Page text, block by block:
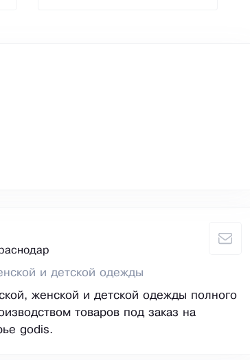
и детской одежды
женской и детской одежды полного
товаров под заказ на
godis.